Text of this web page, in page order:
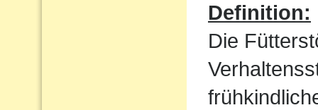
Definition:
Die